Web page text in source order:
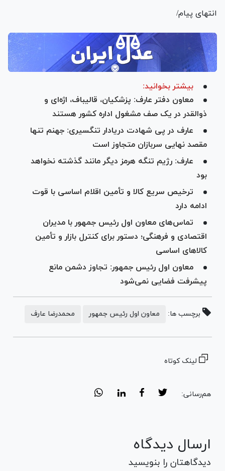
انتهای پیام/
بیشتر بخوانید:
معاون دفتر عارف: پزشکیان، قالیباف، اژه‌ای و
ذوالقدر در یک صف مشغول اداره کشور هستند
عارف در پی شهادت دریادار تنگسیری: جهنم تنها
مقصد نهایی سربازان متجاوز است
‌عارف: رژیم تنگه هرمز دیگر مانند گذشته نخواهد
بود
ترخیص سریع کالا و تأمین اقلام اساسی با قوت
ادامه دارد
تماس‌های معاون اول رئیس جمهور با مدیران
اقتصادی و فرهنگی؛ دستور برای کنترل بازار و تأمین
کالا‌های اساسی
معاون اول رئیس جمهور: تجاوز دشمن مانع
پیشرفت فضایی نمی‌شود
برچسب ها: معاون اول رئیس جمهور محمدرضا عارف
لینک کوتاه
هم‌رسانی:
ارسال دیدگاه
دیدگاهتان را بنویسید